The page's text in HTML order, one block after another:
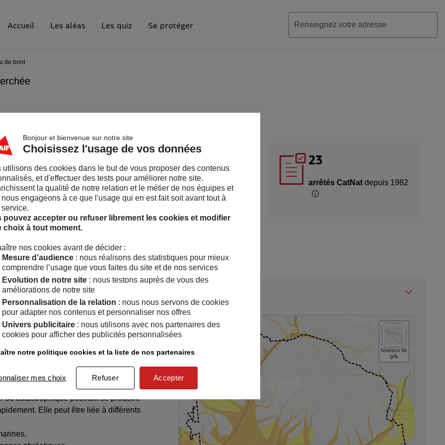
Accueil Les aléas Les quiz Se protéger
de bord
exposéeà
de la surface exposée
retrait gonflement des argiles
23
arrêtés CatNat depuis 1982
risques dans la commune
par un risque d'inondation : un
un risque fort sur 22.91%, un risque
risque extrême sur 0.67% de sa
submersion ponctuelle d’origine naturelle
hors d’eau. Elle peut relever d'un
ou catastrophique pouvant se produire
Elle peut être liée à différents
Faible
Niveaux de
gris
Plan
Satellite
Bonjour et bienvenue sur notre site
Choisissez l'usage de vos données
utilisons des cookies dans le but de vous proposer des contenus
et d'effectuer des tests pour améliorer notre site.
la qualité de notre relation et le métier de nos équipes et
nous engageons à ce que l'usage qui en est fait soit avant tout à
pouvez accepter ou refuser librement les cookies et modifier
choix à tout moment.
nos cookies avant de décider :
Mesure d’audience : nous réalisons des statistiques pour mieux
comprendre l’usage que vous faites du site et de nos services
Evolution de notre site : nous testons auprès de vous des
améliorations de notre site
Personnalisation de la relation : nous nous servons de cookies
pour adapter nos contenus et personnaliser nos offres
Univers publicitaire : nous utilisons avec nos partenaires des
cookies pour afficher des publicités personnalisées
notre politique cookies et la liste de nos partenaires
mes choix Refuser Accepter